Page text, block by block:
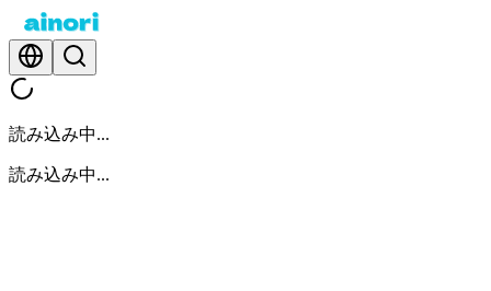
読み込み中...
読み込み中...